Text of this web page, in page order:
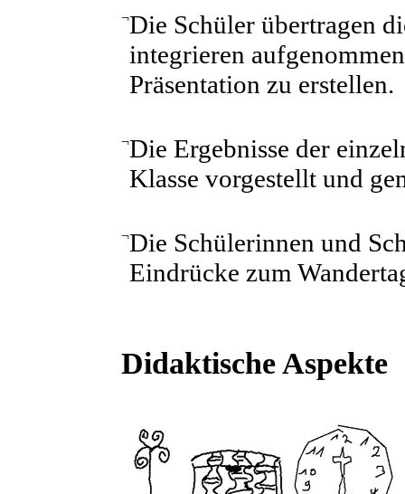
¬Die Schüler übertragen
integrieren
Präsentation zu erstellen.
¬Die Ergebnisse der
Klasse vorgestellt und
¬Die Schülerinnen und
Eindrücke zum
Didaktische Aspekte